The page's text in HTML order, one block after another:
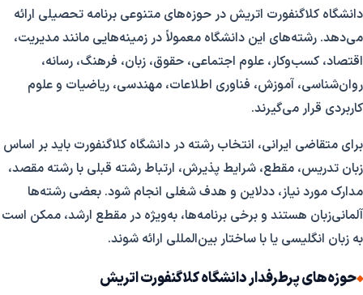
دانشگاه کلاگنفورت اتریش در حوزه‌های متنوعی برنامه تحصیلی ارائه
می‌دهد. رشته‌های این دانشگاه معمولاً در زمینه‌هایی مانند مدیریت،
اقتصاد، کسب‌وکار، علوم اجتماعی، حقوق، زبان، فرهنگ، رسانه،
روان‌شناسی، آموزش، فناوری اطلاعات، مهندسی، ریاضیات و علوم
کاربردی قرار می‌گیرند.
برای متقاضی ایرانی، انتخاب رشته در دانشگاه کلاگنفورت باید بر اساس
زبان تدریس، مقطع، شرایط پذیرش، ارتباط رشته قبلی با رشته مقصد،
مدارک مورد نیاز، ددلاین و هدف شغلی انجام شود. بعضی رشته‌ها
آلمانی‌زبان هستند و برخی برنامه‌ها، به‌ویژه در مقطع ارشد، ممکن است
به زبان انگلیسی یا با ساختار بین‌المللی ارائه شوند.
حوزه‌های پرطرفدار دانشگاه کلاگنفورت اتریش